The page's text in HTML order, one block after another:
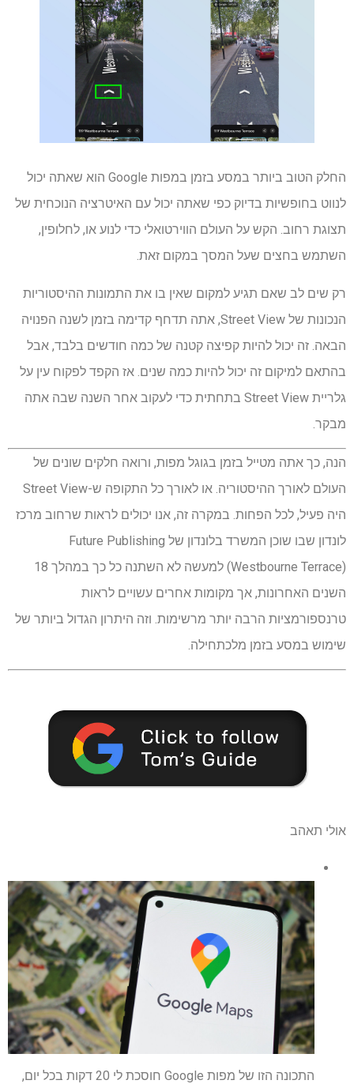
החלק הטוב ביותר במסע בזמן במפות Google הוא שאתה יכול
לנווט בחופשיות בדיוק כפי שאתה יכול עם האיטרציה הנוכחית של
תצוגת רחוב. הקש על העולם הווירטואלי כדי לנוע או, לחלופין,
השתמש בחצים שעל המסך במקום זאת.
רק שים לב שאם תגיע למקום שאין בו את התמונות ההיסטוריות
הנכונות של Street View, אתה תדחף קדימה בזמן לשנה הפנויה
הבאה. זה יכול להיות קפיצה קטנה של כמה חודשים בלבד, אבל
בהתאם למיקום זה יכול להיות כמה שנים. אז הקפד לפקוח עין על
גלריית Street View בתחתית כדי לעקוב אחר השנה שבה אתה
מבקר.
הנה, כך אתה מטייל בזמן בגוגל מפות, ורואה חלקים שונים של
העולם לאורך ההיסטוריה. או לאורך כל התקופה ש-Street View
היה פעיל, לכל הפחות. במקרה זה, אנו יכולים לראות שרחוב מרכז
לונדון שבו שוכן המשרד בלונדון של Future Publishing
(Westbourne Terrace) למעשה לא השתנה כל כך במהלך 18
השנים האחרונות, אך מקומות אחרים עשויים לראות
טרנספורמציות הרבה יותר מרשימות. וזה היתרון הגדול ביותר של
שימוש במסע בזמן מלכתחילה.
אולי תאהב
התכונה הזו של מפות Google חוסכת לי 20 דקות בכל יום,